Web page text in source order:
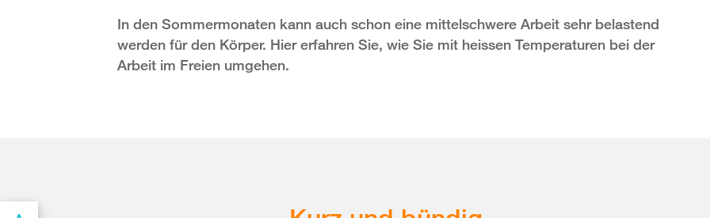
In den Sommermonaten kann auch schon eine mittelschwere Arbeit sehr belastend
werden für den Körper. Hier erfahren Sie, wie Sie mit heissen Temperaturen bei der
Arbeit im Freien umgehen.